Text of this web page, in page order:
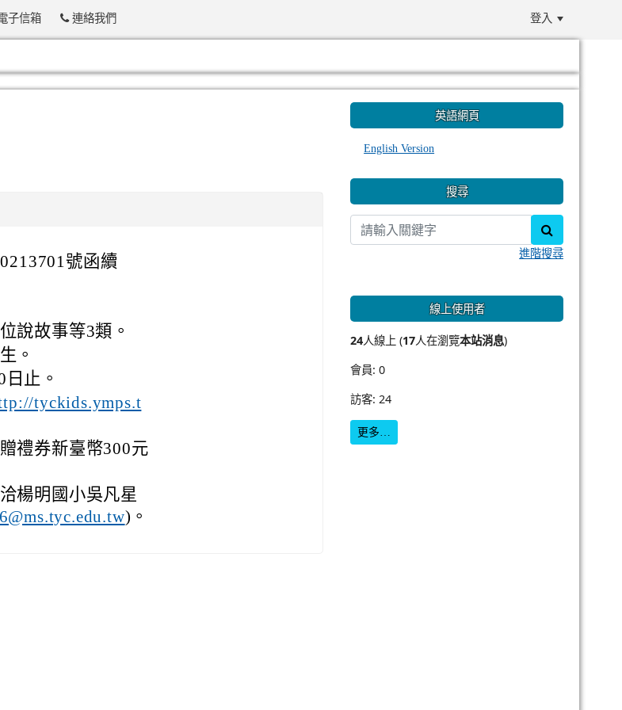
子信箱 連絡我們 登入
號函續
說故事等3類。
。
止。
tyckids.ymps.t
禮券新臺幣300元
楊明國小吳凡星
)。
英語網頁
English Version
搜尋
進階搜尋
線上使用者
24人線上 (17人在瀏覽本站消息)
會員: 0
訪客: 24
更多…